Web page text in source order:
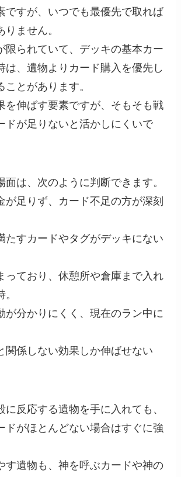
ですが、いつでも最優先で取れば
りません。
限られていて、デッキの基本カー
は、遺物よりカード購入を優先し
ことがあります。
を伸ばす要素ですが、そもそも戦
ドが足りないと活かしにくいで
面は、次のように判断できます。
が足りず、カード不足の方が深刻
たすカードやタグがデッキにない
っており、休憩所や倉庫まで入れ
が分かりにくく、現在のラン中に
関係しない効果しか伸ばせない
に反応する遺物を手に入れても、
ドがほとんどない場合はすぐに強
す遺物も、神を呼ぶカードや神の